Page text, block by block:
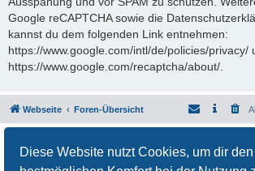
Diese Website nutzt Cookies, um dir den
Google reCAPTCHA sowie die
kannst du dem folgenden Link entnehmen:
https://www.google.com/intl/de/policies/privacy/
https://www.google.com/recaptcha/about/.
Webseite Foren-Übersicht
Deutsche Übersetzung durchphpBB.de
Datenschutz|Nutzungsbedingungen